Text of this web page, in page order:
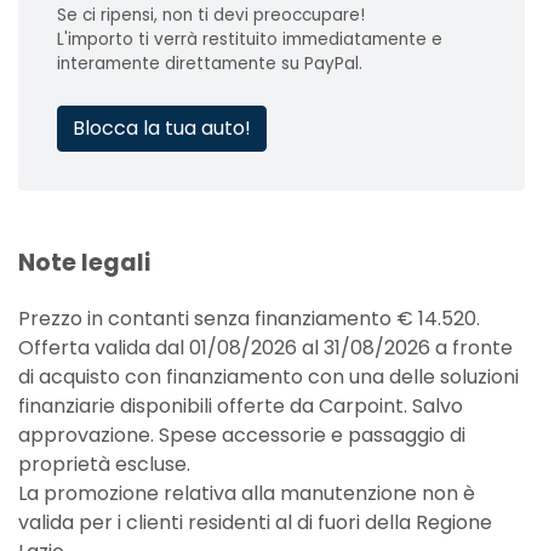
Se ci ripensi, non ti devi preoccupare!
L'importo ti verrà restituito immediatamente e
interamente direttamente su PayPal.
Blocca la tua auto!
Note legali
Prezzo in contanti senza finanziamento € 14.520.
Offerta valida dal 01/08/2026 al 31/08/2026 a fronte
di acquisto con finanziamento con una delle soluzioni
finanziarie disponibili offerte da Carpoint. Salvo
approvazione. Spese accessorie e passaggio di
proprietà escluse.
La promozione relativa alla manutenzione non è
valida per i clienti residenti al di fuori della Regione